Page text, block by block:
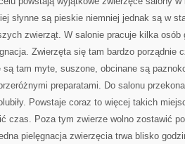
słynne są pieskie niemniej jednak są w
zwierząt. W salonie pracuje kilka osób
Zwierzęta się tam bardzo porządnie
tam myte, suszone, obcinane są
preparatami. Do salonu
Powstaje coraz to więcej takich
czas. Poza tym zwierze wolno zostawić
pielęgnacja zwierzęcia trwa blisko